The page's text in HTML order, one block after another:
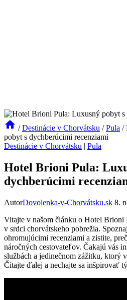
/ Destinácie v Chorvátsku / Pula /
pobyt s dychberúcimi recenziami
Destinácie v Chorvátsku | Pula
Hotel Brioni Pula:
dychberúcimi
AutorDovolenka-v-Chorvátsku.sk 8.
Vitajte v našom článku o Hotel Brioni
v srdci chorvátskeho pobrežia.
ohromujúcimi recenziami a zistite,
náročných cestovateľov. Čakajú vás
službách a jedinečnom zážitku, ktorý
Čítajte ďalej a nechajte sa inšpirovať